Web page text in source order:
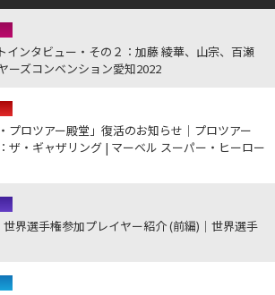
インタビュー・その２：加藤 綾華、山宗、百瀬
ーズコンベンション愛知2022
プロツアー殿堂」復活のお知らせ｜プロツアー
ザ・ギャザリング | マーベル スーパー・ヒーロー
界選手権参加プレイヤー紹介 (前編)｜世界選手